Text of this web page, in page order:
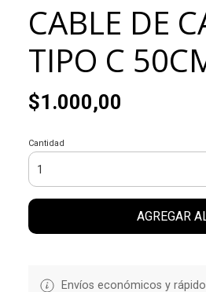
CABLE DE
TIPO C
$1.000,00
Cantidad
AGREGAR
Envíos económicos y